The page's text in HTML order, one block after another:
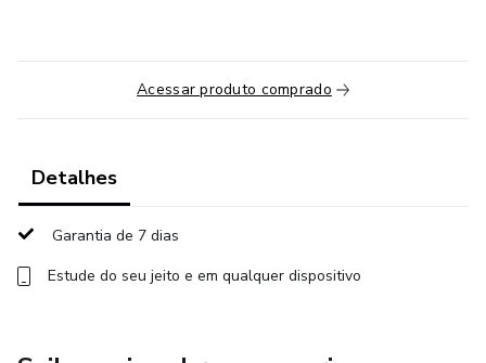
Acessar produto comprado
Detalhes
Garantia de 7 dias
Estude do seu jeito e em qualquer dispositivo